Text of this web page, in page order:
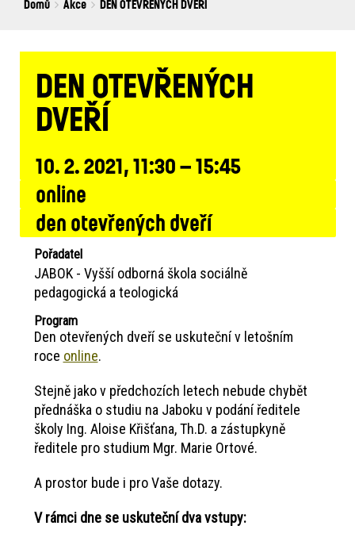
Breadcrumbs
You
Domů Akce DEN OTEVŘENÝCH DVEŘÍ
DEN OTEVŘENÝCH
DVEŘÍ
10. 2. 2021, 11:30 – 15:45
online
den otevřených dveří
Pořadatel
JABOK - Vyšší odborná škola sociálně
pedagogická a teologická
Program
Den otevřených dveří se uskuteční v letošním
roce online.
Stejně jako v předchozích letech nebude chybět
přednáška o studiu na Jaboku v podání ředitele
školy Ing. Aloise Křišťana, Th.D. a zástupkyně
ředitele pro studium Mgr. Marie Ortové.
A prostor bude i pro Vaše dotazy.
V rámci dne se uskuteční dva vstupy: